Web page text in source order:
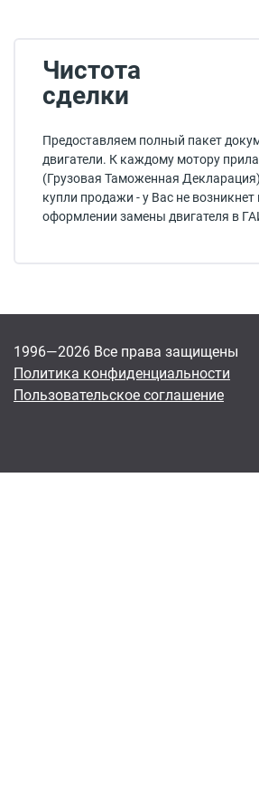
Чистота
сделки
Предоставляем полный пакет
двигатели. К каждому мотору
(Грузовая Таможенная
купли продажи - у Вас не
оформлении замены двигателя в
1996—2026 Все права защищены
Политика конфиденциальности
Пользовательское соглашение